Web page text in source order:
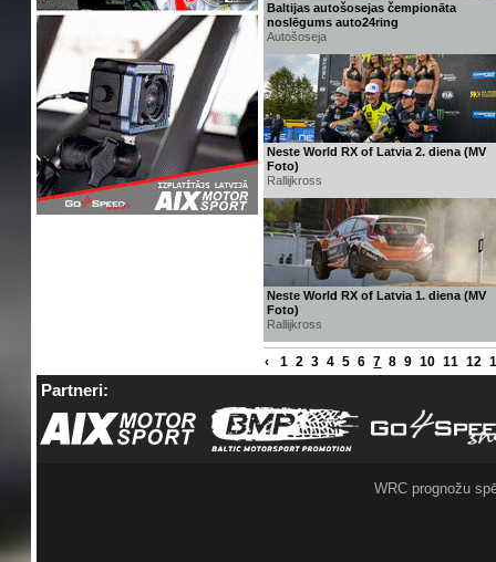
Baltijas autošosejas čempionāta
noslēgums auto24ring
Autošoseja
Neste World RX of Latvia 2. diena (MV
Foto)
Rallijkross
Neste World RX of Latvia 1. diena (MV
Foto)
Rallijkross
‹ 1 2 3 4 5 6 7 8 9 10 11 12
Partneri:
WRC prognožu